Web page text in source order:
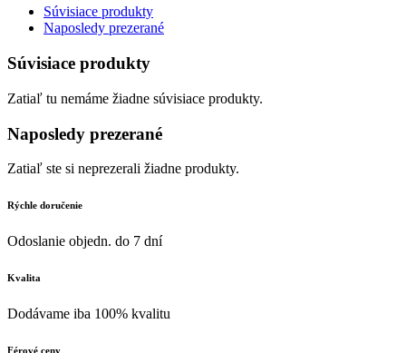
Súvisiace produkty
Naposledy prezerané
Súvisiace produkty
Zatiaľ tu nemáme žiadne súvisiace produkty.
Naposledy prezerané
Zatiaľ ste si neprezerali žiadne produkty.
Rýchle doručenie
Odoslanie objedn. do 7 dní
Kvalita
Dodávame iba 100% kvalitu
Férové ceny